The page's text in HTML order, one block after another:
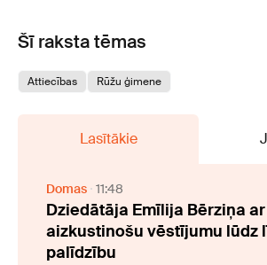
Šī raksta tēmas
Attiecības Rūžu ģimene
Lasītākie
Domas 11:48
Dziedātāja Emīlija Bērziņa ar
aizkustinošu vēstījumu lūdz
palīdzību